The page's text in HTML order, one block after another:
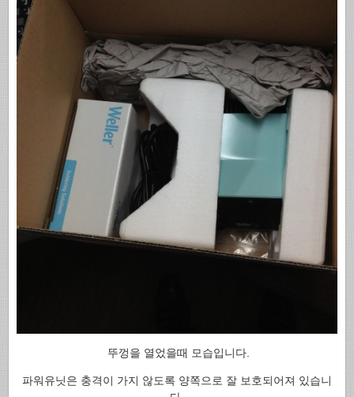
뚜껑을 열었을때 모습입니다.
파워유닛은 충격이 가지 않도록 양쪽으로 잘 보호되어져 있습니